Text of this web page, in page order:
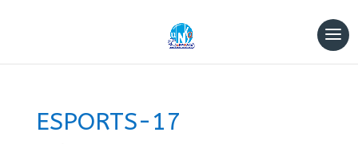
ESPORTS-17